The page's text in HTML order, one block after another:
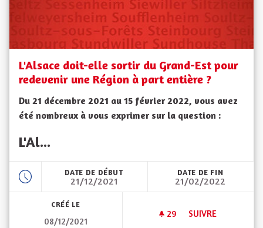
L'Alsace doit-elle sortir du Grand-Est pour
redevenir une Région à part entière ?
Du 21 décembre 2021 au 15 février 2022, vous avez
été nombreux à vous exprimer sur la question :
L'Al...
DATE DE DÉBUT
21/12/2021
DATE DE FIN
21/02/2022
CRÉÉ LE
08/12/2021
29 29 ABONNÉS
SUIVRE